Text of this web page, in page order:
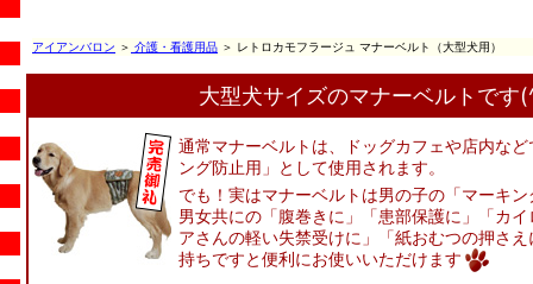
アイアンバロン ＞ 介護・看護用品 ＞ レトロカモフラージュ マナーベルト（大型犬用）
大型犬サイズのマナーベルトです
通常マナーベルトは、ドッグカフェや店内な
ング防止用」として使用されます。
でも！実はマナーベルトは男の子の「マーキ
男女共にの「腹巻きに」「患部保護に」「カ
アさんの軽い失禁受けに」「紙おむつの押さ
持ちですと便利にお使いいただけます